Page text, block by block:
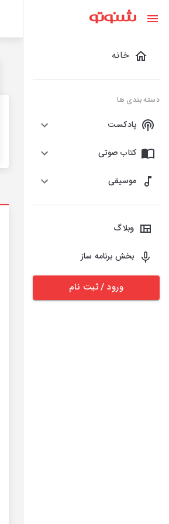
خانه
دسته بندی ها
پادکست
کتاب صوتی
موسیقی
وبلاگ
بخش برنامه ساز
ورود / ثبت نام